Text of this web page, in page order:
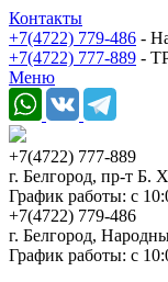
Контакты
+7(4722) 779-486 -
+7(4722) 777-889 -
Меню
+7(4722) 777-889
г. Белгород, пр-т
График работы: с
+7(4722) 779-486
г. Белгород,
График работы: с